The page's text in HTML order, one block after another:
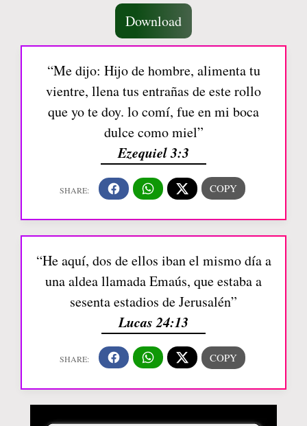
Download
“Me dijo: Hijo de hombre, alimenta tu
vientre, llena tus entrañas de este rollo
que yo te doy. lo comí, fue en mi boca
dulce como miel”
Ezequiel 3:3
“He aquí, dos de ellos iban el mismo día a
una aldea llamada Emaús, que estaba a
sesenta estadios de Jerusalén”
Lucas 24:13